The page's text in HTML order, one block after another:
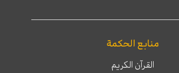
منابع الحكمة
القرآن الكريم